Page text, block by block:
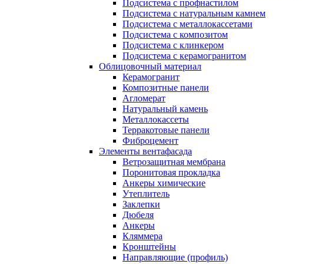
Подсистема с профнастилом
Подсистема с натуральным камнем
Подсистема с металлокассетами
Подсистема с композитом
Подсистема с клинкером
Подсистема с керамогранитом
Облицовочный материал
Керамогранит
Композитные панели
Агломерат
Натуральный камень
Металлокассеты
Терракотовые панели
Фиброцемент
Элементы вентафасада
Ветрозащитная мембрана
Поронитовая прокладка
Анкеры химические
Утеплитель
Заклепки
Дюбеля
Анкеры
Кляммера
Кронштейны
Направляющие (профиль)